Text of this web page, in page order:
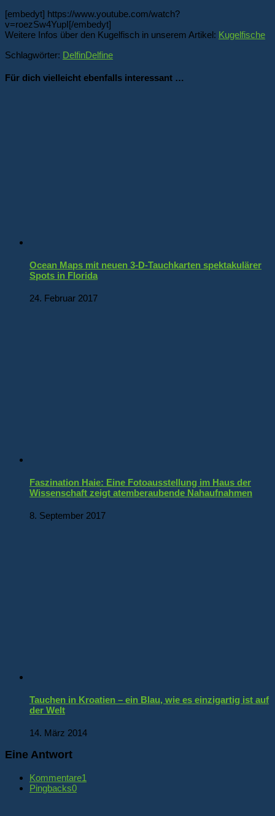
[embedyt] https://www.youtube.com/watch?
v=roezSw4YupI[/embedyt]
Weitere Infos über den Kugelfisch in unserem Artikel: Kugelfische
Schlagwörter: DelfinDelfine
Für dich vielleicht ebenfalls interessant …
Ocean Maps mit neuen 3-D-Tauchkarten spektakulärer
Spots in Florida
24. Februar 2017
Faszination Haie: Eine Fotoausstellung im Haus der
Wissenschaft zeigt atemberaubende Nahaufnahmen
8. September 2017
Tauchen in Kroatien – ein Blau, wie es einzigartig ist auf
der Welt
14. März 2014
Eine Antwort
Kommentare1
Pingbacks0